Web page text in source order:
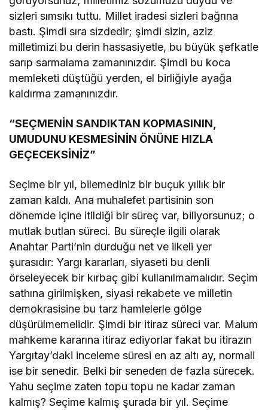
sizleri sımsıkı tuttu. Millet iradesi sizleri bağrına
bastı. Şimdi sıra sizdedir; şimdi sizin, aziz
milletimizi bu derin hassasiyetle, bu büyük şefkatle
sarıp sarmalama zamanınızdır. Şimdi bu koca
memleketi düştüğü yerden, el birliğiyle ayağa
kaldırma zamanınızdır.
“SEÇMENİN SANDIKTAN KOPMASININ,
UMUDUNU KESMESİNİN ÖNÜNE HIZLA
GEÇECEKSİNİZ”
Seçime bir yıl, bilemediniz bir buçuk yıllık bir
zaman kaldı. Ana muhalefet partisinin son
dönemde içine itildiği bir süreç var, biliyorsunuz; o
mutlak butlan süreci. Bu süreçle ilgili olarak
Anahtar Parti’nin durduğu net ve ilkeli yer
şurasıdır: Yargı kararları, siyaseti bu denli
örseleyecek bir kırbaç gibi kullanılmamalıdır. Seçim
sathına girilmişken, siyasi rekabete ve milletin
demokrasisine bu tarz hamlelerle gölge
düşürülmemelidir. Şimdi bir itiraz süreci var. Malum
mahkeme kararına itiraz ediyorlar fakat bu itirazın
Yargıtay’daki inceleme süresi en az altı ay, normali
ise bir senedir. Belki bir seneden de fazla sürecek.
Yahu seçime zaten topu topu ne kadar zaman
kalmış? Seçime kalmış şurada bir yıl. Seçime